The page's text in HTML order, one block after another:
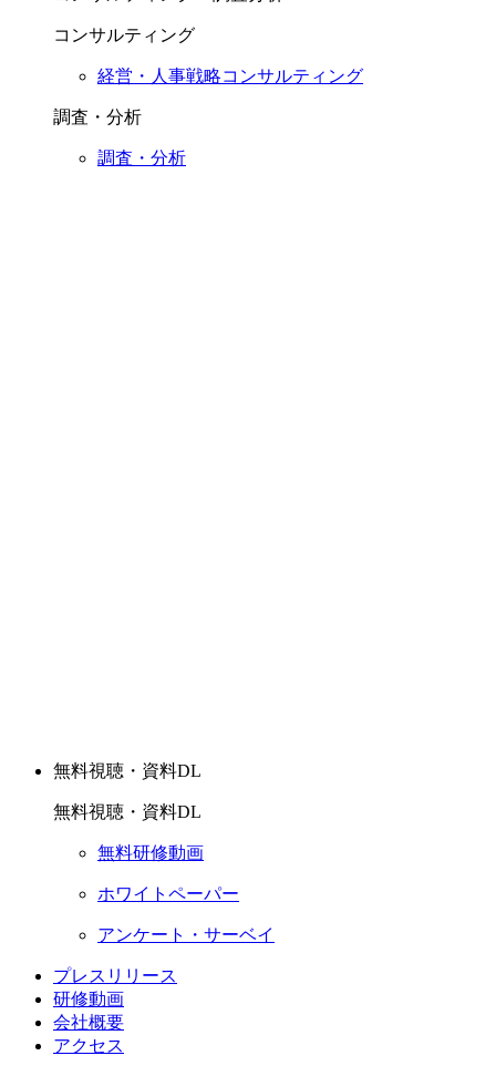
コンサルティング
経営・人事戦略コンサルティング
調査・分析
調査・分析
無料視聴・資料DL
無料視聴・資料DL
無料研修動画
ホワイトペーパー
アンケート・サーベイ
プレスリリース
研修動画
会社概要
アクセス